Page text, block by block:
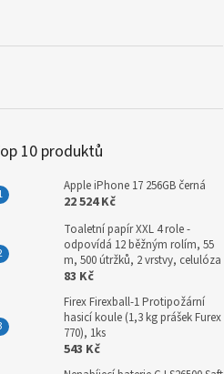
10 produktů
Apple iPhone 17 256GB černá
22 524 Kč
Toaletní papír XXL 4 role -
odpovídá 12 běžným rolím, 55
m, 500 útržků, 2 vrstvy, celulóza
83 Kč
Firex Firexball-1 Protipožární
hasicí koule (1,3 kg prášek Furex
770), 1ks
543 Kč